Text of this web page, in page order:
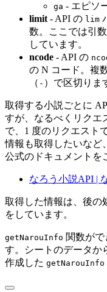
ga - エピソ
limit - API の lim
数。ここでは引
しています。
ncode - API の
の N コード。複
（ - ）で区切りま
取得する小説ごとに
すが、なるべくリクエ
で、1 度のリクエスト
情報も取得したいなど
公式のドキュメントを
なろう小説API |
取得した情報は、後の
をしています。
getNarouInfo 関数が
す。シートのデータか
作成した getNarouInfo